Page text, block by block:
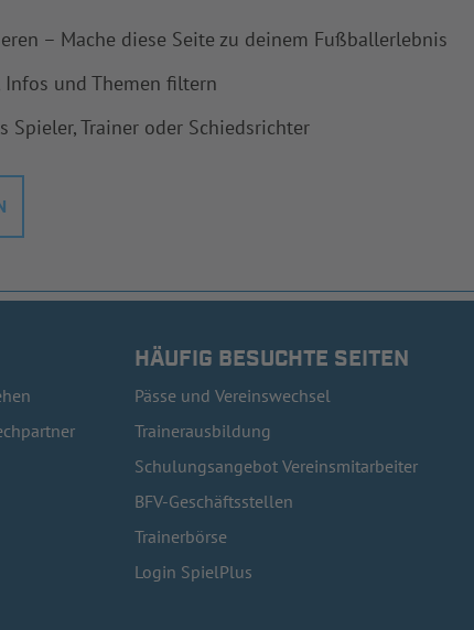
– Mache diese Seite zu deinem Fußballerlebnis
Infos und Themen filtern
Spieler, Trainer oder Schiedsrichter
HÄUFIG BESUCHTE SEITEN
Pässe und Vereinswechsel
Trainerausbildung
Schulungsangebot Vereinsmitarbeiter
BFV-Geschäftsstellen
Trainerbörse
Login SpielPlus